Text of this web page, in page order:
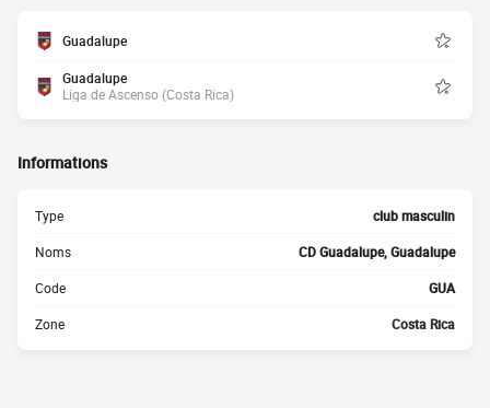
Guadalupe
Guadalupe
Liga de Ascenso (Costa Rica)
Informations
Type club masculin
Noms CD Guadalupe, Guadalupe
Code GUA
Zone Costa Rica